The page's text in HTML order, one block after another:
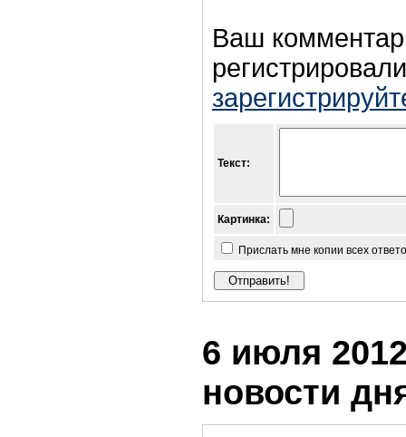
Ваш
Текст:
Картинка:
Прислать мне копии всех
6 июля
новости